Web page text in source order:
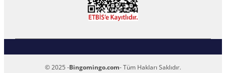
© 2025 -Bingomingo.com- Tüm Hakları Saklıdır.